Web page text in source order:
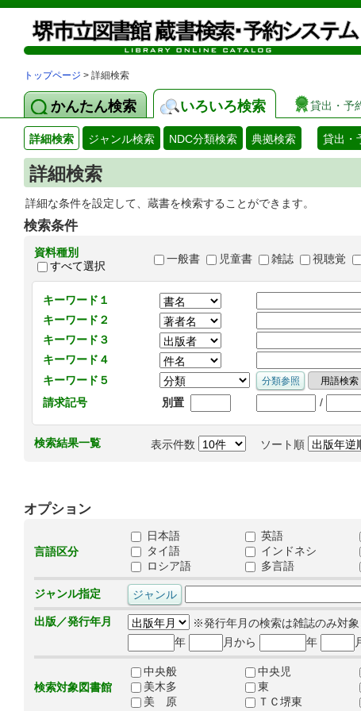
トップページ > 詳細検索
かんたん検索 いろいろ検索 貸出・予
詳細検索 ジャンル検索 NDC分類検索 典拠検索 貸出・
詳細検索
詳細な条件を設定して、蔵書を検索することができます。
検索条件
資料種別
すべて選択
一般書 児童書 雑誌 視聴覚
キーワード１
キーワード２
キーワード３
キーワード４
キーワード５
請求記号
別置 /
検索結果一覧 表示件数 ソート順
オプション
言語区分
日本語 英語
タイ語
インドネシ
ロシア語
多言語
ジャンル指定
出版／発行年月
※発行年月の検索は雑誌のみ対象
年
月から 年
検索対象図書館
中央般 中央児
美木多
東
美 原
ＴＣ堺東